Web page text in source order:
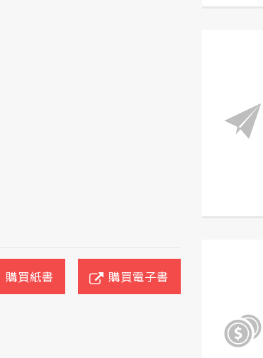
購買紙書 購買電子書